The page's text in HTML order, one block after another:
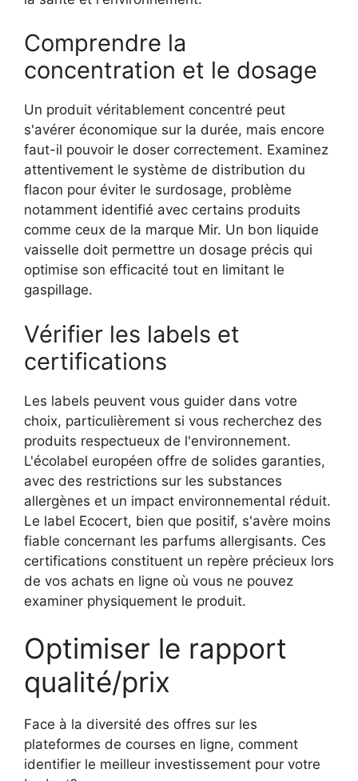
Comprendre la
concentration et le dosage
Un produit véritablement concentré peut
s'avérer économique sur la durée, mais encore
faut-il pouvoir le doser correctement. Examinez
attentivement le système de distribution du
flacon pour éviter le surdosage, problème
notamment identifié avec certains produits
comme ceux de la marque Mir. Un bon liquide
vaisselle doit permettre un dosage précis qui
optimise son efficacité tout en limitant le
gaspillage.
Vérifier les labels et
certifications
Les labels peuvent vous guider dans votre
choix, particulièrement si vous recherchez des
produits respectueux de l'environnement.
L'écolabel européen offre de solides garanties,
avec des restrictions sur les substances
allergènes et un impact environnemental réduit.
Le label Ecocert, bien que positif, s'avère moins
fiable concernant les parfums allergisants. Ces
certifications constituent un repère précieux lors
de vos achats en ligne où vous ne pouvez
examiner physiquement le produit.
Optimiser le rapport
qualité/prix
Face à la diversité des offres sur les
plateformes de courses en ligne, comment
identifier le meilleur investissement pour votre